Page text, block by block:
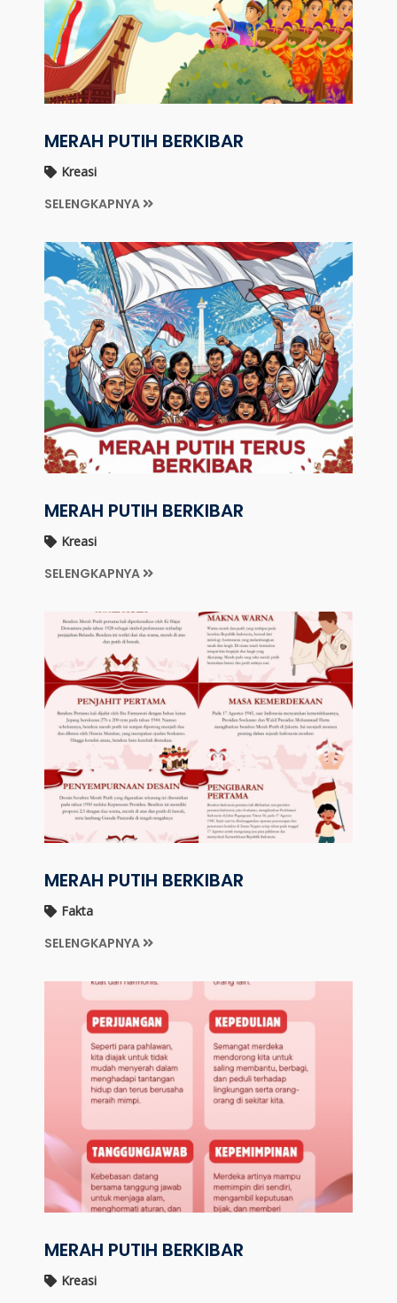
MERAH PUTIH BERKIBAR
Kreasi
SELENGKAPNYA
MERAH PUTIH BERKIBAR
Kreasi
SELENGKAPNYA
MERAH PUTIH BERKIBAR
Fakta
SELENGKAPNYA
MERAH PUTIH BERKIBAR
Kreasi